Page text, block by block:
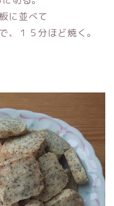
に並べて
１５分ほど焼く。